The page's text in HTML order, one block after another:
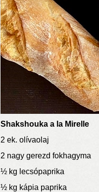
Shakshouka a la Mirelle
2 ek. olívaolaj
2 nagy gerezd fokhagyma
½ kg lecsópaprika
½ kg kápia paprika